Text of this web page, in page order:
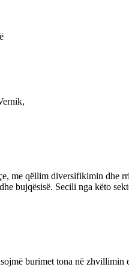
me qëllim diversifikimin dhe
bujqësisë. Secili nga këto
burimet tona në